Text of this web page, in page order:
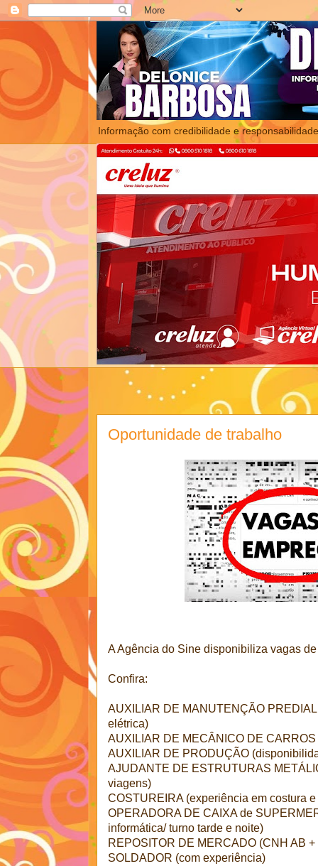
Informação com credibilidade e
Oportunidade de trabalho
A Agência do Sine disponibiliza vagas
Confira:
AUXILIAR DE MANUTENÇÃO
elétrica)
AUXILIAR DE MECÂNICO DE CARROS
AUXILIAR DE PRODUÇÃO
AJUDANTE DE ESTRUTURAS
viagens)
COSTUREIRA (experiência em costura
OPERADORA DE CAIXA de
informática/ turno tarde e noite)
REPOSITOR DE MERCADO (CNH AB
SOLDADOR (com experiência)